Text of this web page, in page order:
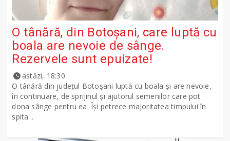
O tânără, din Botoșani, care luptă cu
boala are nevoie de sânge.
Rezervele sunt epuizate!
astăzi, 18:30
O tânără din județul Botoșani luptă cu boala și are nevoie,
în continuare, de sprijinul și ajutorul semenilor care pot
dona sânge pentru ea. Își petrece majoritatea timpului în
spita...